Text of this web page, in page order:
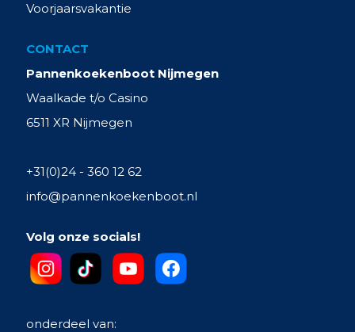
Voorjaarsvakantie
CONTACT
Pannenkoekenboot Nijmegen
Waalkade t/o Casino
6511 XR Nijmegen
+31(0)24 - 360 12 62
info@pannenkoekenboot.nl
Volg onze socials!
onderdeel van: